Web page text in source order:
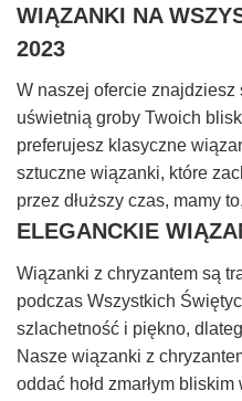
WIĄZANKI NA
2023
W naszej ofercie
uświetnią groby Twoich
preferujesz klasyczne
sztuczne wiązanki, które
przez dłuższy czas, mamy
ELEGANCKIE
Wiązanki z chryzantem są
podczas Wszystkich
szlachetność i piękno,
Nasze wiązanki z
oddać hołd zmarłym